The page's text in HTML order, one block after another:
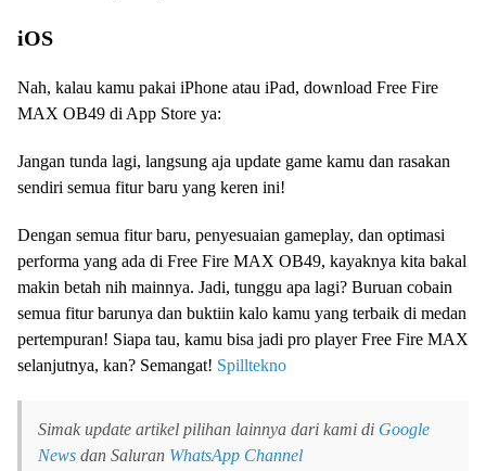
iOS
Nah, kalau kamu pakai iPhone atau iPad, download Free Fire
MAX OB49 di App Store ya:
Jangan tunda lagi, langsung aja update game kamu dan rasakan
sendiri semua fitur baru yang keren ini!
Dengan semua fitur baru, penyesuaian gameplay, dan optimasi
performa yang ada di Free Fire MAX OB49, kayaknya kita bakal
makin betah nih mainnya. Jadi, tunggu apa lagi? Buruan cobain
semua fitur barunya dan buktiin kalo kamu yang terbaik di medan
pertempuran! Siapa tau, kamu bisa jadi pro player Free Fire MAX
selanjutnya, kan? Semangat! Spilltekno
Simak update artikel pilihan lainnya dari kami di Google
News dan Saluran WhatsApp Channel